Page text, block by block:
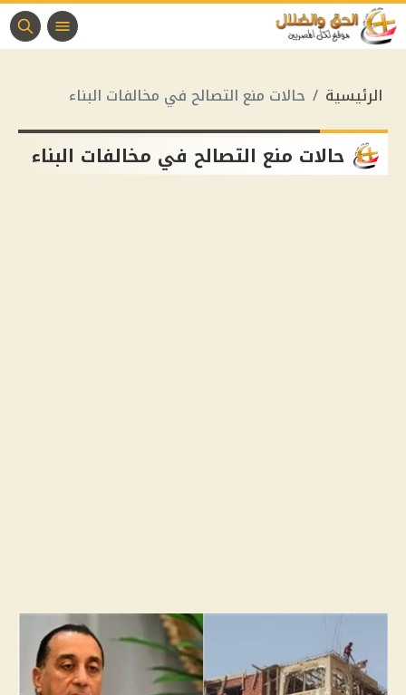
الرئيسية حالات منع التصالح في مخالفات البناء
حالات منع التصالح في مخالفات البناء